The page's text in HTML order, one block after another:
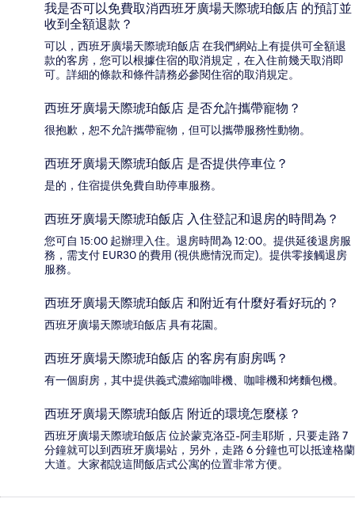
我是否可以免費取消西班牙廣場天際琥珀飯店 的預訂並
收到全額退款？
可以，西班牙廣場天際琥珀飯店 在我們網站上有提供可全額退
款的客房，您可以根據住宿的取消規定，在入住前幾天取消即
可。詳細的條款和條件請務必參閱住宿的取消規定。
西班牙廣場天際琥珀飯店 是否允許攜帶寵物？
很抱歉，恕不允許攜帶寵物，但可以攜帶服務性動物。
西班牙廣場天際琥珀飯店 是否提供停車位？
是的，住宿提供免費自助停車服務。
西班牙廣場天際琥珀飯店 入住登記和退房的時間為？
您可自 15:00 起辦理入住。退房時間為 12:00。提供延後退房服
務，需支付 EUR30 的費用 (視供應情況而定)。提供零接觸退房
服務。
西班牙廣場天際琥珀飯店 和附近有什麼好看好玩的？
西班牙廣場天際琥珀飯店 具有花園。
西班牙廣場天際琥珀飯店 的客房有廚房嗎？
有一個廚房，其中提供義式濃縮咖啡機、咖啡機和烤麵包機。
西班牙廣場天際琥珀飯店 附近的環境怎麼樣？
西班牙廣場天際琥珀飯店 位於蒙克洛亞-阿圭耶斯，只要走路 7
分鐘就可以到西班牙廣場站，另外，走路 6 分鐘也可以抵達格蘭
大道。大家都說這間飯店式公寓的位置非常方便。